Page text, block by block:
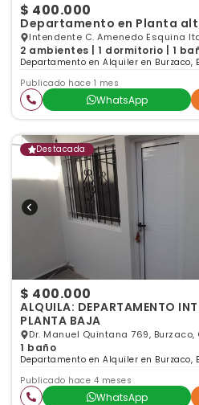
$ 400.000
Departamento en Planta
Intendente C. Amenedo Esquina
2 ambientes | 1 dormitorio | 1
Departamento en Alquiler en Burzaco,
Publicado hace 1 mes
WhatsApp
Destacada
$ 400.000
ALQUILA: DEPARTAMENTO
PLANTA BAJA
Dr. Manuel Quintana 769, Burzaco,
1 baño
Departamento en Alquiler en Burzaco,
Publicado hace 4 meses
WhatsApp